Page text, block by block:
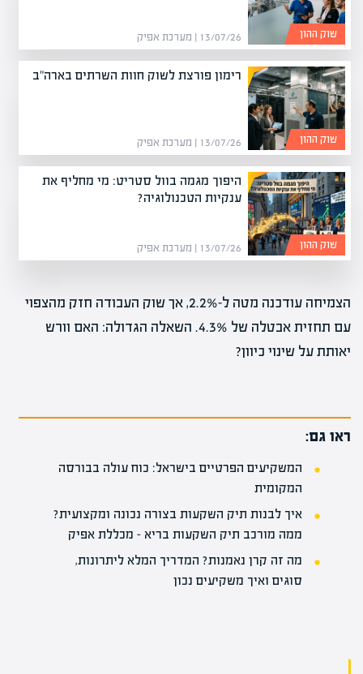
13/07/26 | מערכת אפיק שוק ההון
רימון פורצת לשוק חוות השרתים בארה"ב
13/07/26 | מערכת אפיק שוק ההון
היפוך מגמה בוול סטריט: מי מחליף את
ענקיות הטכנולוגיה?
13/07/26 | מערכת אפיק שוק ההון
הצמיחה עודכנה מטה ל-2.2%, אך שוק העבודה חזק מהצפוי
עם תחזית אבטלה של 4.3%. השאלה הגדולה: האם וורש
יאותת על שינוי כיוון?
ראו גם:
המשקיעים הפרטיים בישראל: כוח עולה בבורסה
המקומית
איך לבנות תיק השקעות בצורה נכונה ומקצועית?
ממה מורכב תיק השקעות בריא – מכללת אפיק
מה זה קרן נאמנות? המדריך המלא ליתרונות,
סוגים ואיך משקיעים נכון